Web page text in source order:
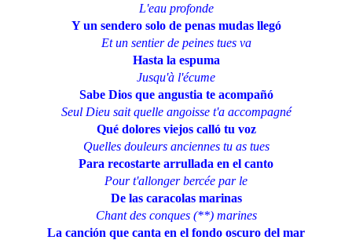
L'eau profonde
Y un sendero solo de penas mudas llegó
Et un sentier de peines tues va
Hasta la espuma
Jusqu'à l'écume
Sabe Dios que angustia te acompañó
Seul Dieu sait quelle angoisse t'a accompagné
Qué dolores viejos calló tu voz
Quelles douleurs anciennes tu as tues
Para recostarte arrullada en el canto
Pour t'allonger bercée par le
De las caracolas marinas
Chant des conques (**) marines
La canción que canta en el fondo oscuro del mar